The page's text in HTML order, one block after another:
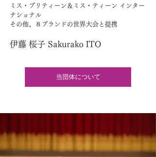
ミス・プリティーン＆ミス・ティーン インター
ナショナル
​その他、８ブランドの世界大会と提携
伊藤 桜子 Sakurako ITO
当団体について